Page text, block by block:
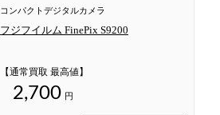
コンパクトデジタルカメラ
フジフイルム FinePix S9200
【通常買取 最高値】
2,700 円